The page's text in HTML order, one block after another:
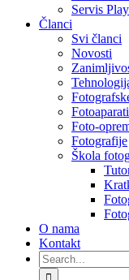
Servis
Članci
Svi članci
Novosti
Foto-
Fotografije
Škola
O nama
Kontakt
Search
for: